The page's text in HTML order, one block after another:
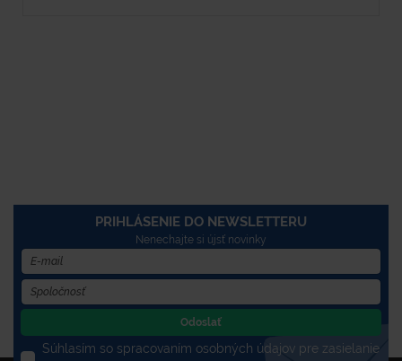
PRIHLÁSENIE DO NEWSLETTERU
Nenechajte si újsť novinky
Odoslať
Súhlasím so spracovaním osobných údajov pre zasielanie